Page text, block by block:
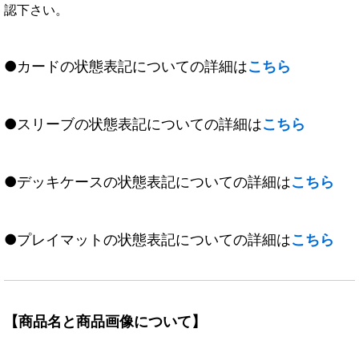
認下さい。
●カードの状態表記についての詳細はこちら
●スリーブの状態表記についての詳細はこちら
●デッキケースの状態表記についての詳細はこちら
●プレイマットの状態表記についての詳細はこちら
【商品名と商品画像について】